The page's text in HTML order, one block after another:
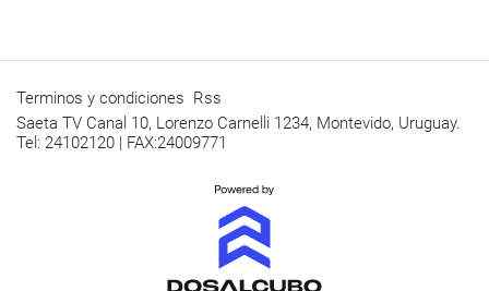
Terminos y condiciones Rss
Saeta TV Canal 10, Lorenzo Carnelli 1234, Montevido, Uruguay.
Tel: 24102120 | FAX:24009771